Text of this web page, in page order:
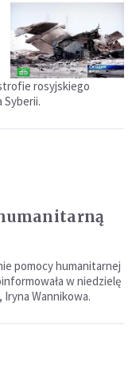
rosyjskiego
Syberii.
pomocy humanitarnej
w niedzielę
Wannikowa.